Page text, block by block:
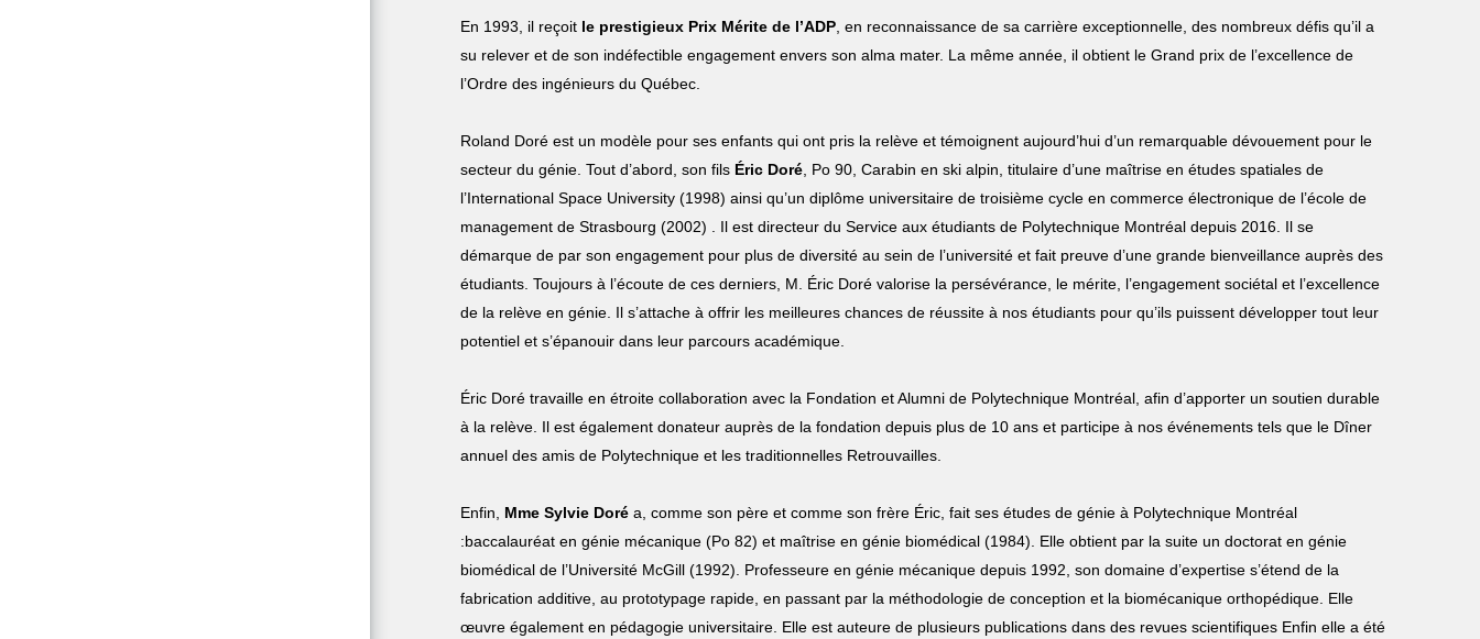
En 1993, il reçoit le prestigieux Prix Mérite de l’ADP , en reconnaissance de sa carrière exceptionnelle, des nombreux défis qu’il a
su relever et de son indéfectible engagement envers son alma mater. La même année, il obtient le Grand prix de l’excellence de
l’Ordre des ingénieurs du Québec.
Roland Doré est un modèle pour ses enfants qui ont pris la relève et témoignent aujourd’hui d’un remarquable dévouement pour le
secteur du génie. Tout d’abord, son fils Éric Doré , Po 90, Carabin en ski alpin, titulaire d’une maîtrise en études spatiales de
l’International Space University (1998) ainsi qu’un diplôme universitaire de troisième cycle en commerce électronique de l’école de
management de Strasbourg (2002) . Il est directeur du Service aux étudiants de Polytechnique Montréal depuis 2016. Il se
démarque de par son engagement pour plus de diversité au sein de l’université et fait preuve d’une grande bienveillance auprès des
étudiants. Toujours à l’écoute de ces derniers, M. Éric Doré valorise la persévérance, le mérite, l’engagement sociétal et l’excellence
de la relève en génie. Il s’attache à offrir les meilleures chances de réussite à nos étudiants pour qu’ils puissent développer tout leur
potentiel et s’épanouir dans leur parcours académique.
Éric Doré travaille en étroite collaboration avec la Fondation et Alumni de Polytechnique Montréal, afin d’apporter un soutien durable
à la relève. Il est également donateur auprès de la fondation depuis plus de 10 ans et participe à nos événements tels que le Dîner
annuel des amis de Polytechnique et les traditionnelles Retrouvailles.
Enfin, Mme Sylvie Doré a, comme son père et comme son frère Éric, fait ses études de génie à Polytechnique Montréal
:baccalauréat en génie mécanique (Po 82) et maîtrise en génie biomédical (1984). Elle obtient par la suite un doctorat en génie
biomédical de l’Université McGill (1992). Professeure en génie mécanique depuis 1992, son domaine d’expertise s’étend de la
fabrication additive, au prototypage rapide, en passant par la méthodologie de conception et la biomécanique orthopédique. Elle
œuvre également en pédagogie universitaire. Elle est auteure de plusieurs publications dans des revues scientifiques Enfin elle a été